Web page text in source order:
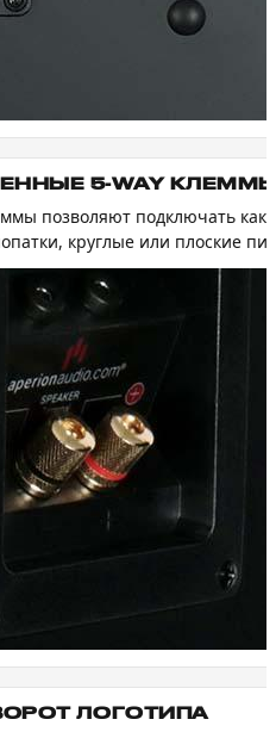
5-WAY
позволяют подключать как
круглые или плоские
ЛОГОТИПА